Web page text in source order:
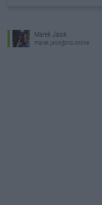
Marek Jasik
marek.jasik@ino.online